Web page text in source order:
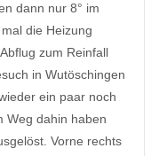
dann nur 8° im
die Heizung
zum Reinfall
in Wutöschingen
ein paar noch
Weg dahin haben
Vorne rechts